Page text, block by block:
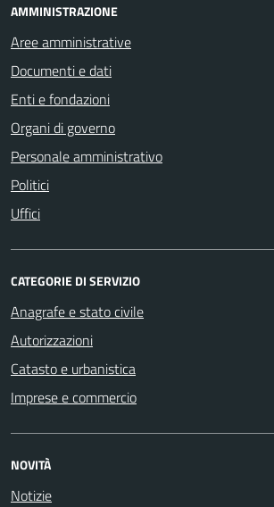
AMMINISTRAZIONE
Aree amministrative
Documenti e dati
Enti e fondazioni
Organi di governo
Personale amministrativo
Politici
Uffici
CATEGORIE DI SERVIZIO
Anagrafe e stato civile
Autorizzazioni
Catasto e urbanistica
Imprese e commercio
NOVITÀ
Notizie